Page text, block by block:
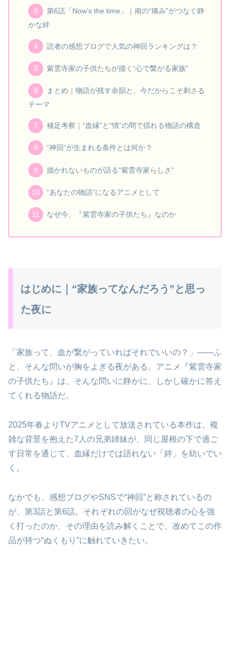
第6話「Now’s the time」｜南の“痛み”がつなぐ静
かな絆
読者の感想ブログで人気の神回ランキングは？
紫雲寺家の子供たちが描く“心で繋がる家族”
まとめ｜物語が残す余韻と、今だからこそ刺さる
テーマ
補足考察｜“血縁”と“情”の間で揺れる物語の構造
“神回”が生まれる条件とは何か？
描かれないものが語る“紫雲寺家らしさ”
“あなたの物語”になるアニメとして
なぜ今、『紫雲寺家の子供たち』なのか
はじめに｜“家族ってなんだろう”と思っ
た夜に
「家族って、血が繋がっていればそれでいいの？」——ふ
と、そんな問いが胸をよぎる夜がある。アニメ『紫雲寺家
の子供たち』は、そんな問いに静かに、しかし確かに答え
てくれる物語だ。
2025年春よりTVアニメとして放送されている本作は、複
雑な背景を抱えた7人の兄弟姉妹が、同じ屋根の下で過ご
す日常を通じて、血縁だけでは語れない「絆」を紡いでい
く。
なかでも、感想ブログやSNSで“神回”と称されているの
が、第3話と第6話。それぞれの回がなぜ視聴者の心を強
く打ったのか、その理由を読み解くことで、改めてこの作
品が持つ“ぬくもり”に触れていきたい。